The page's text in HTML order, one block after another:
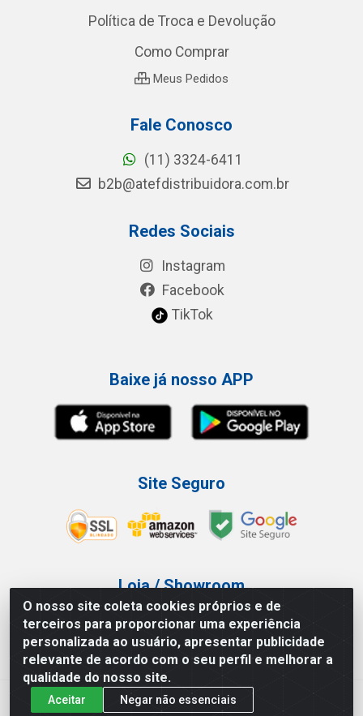
O nosso site coleta cookies próprios e de
terceiros para proporcionar uma experiência
personalizada ao usuário, apresentar publicidade
relevante de acordo com o seu perfil e melhorar a
qualidade do nosso site.
Aceitar Negar não essenciais
Política de Troca e Devolução
Como Comprar
Meus Pedidos
Fale Conosco
(11) 3324-6411
b2b@atefdistribuidora.com.br
Redes Sociais
Instagram
Facebook
TikTok
Baixe já nosso APP
Site Seguro
Loja / Showroom
Tel.: (11) 3227-0546
Av Vautier, 587/597 - Pari - São Paulo/SP
Atef Distribuidora LTDA - Av. Vautier, 585/597 - Pari - São